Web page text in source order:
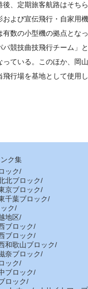
後、定期旅客航路はそち
および宣伝飛行・自家用
有数の小型機の拠点とな
パ競技曲技飛行チーム」
っている。このほか、岡
行場を基地として使用し
ク集
ック/
北ブロック/
京ブロック/
千葉ブロック/
ク/
地区/
ブロック/
ブロック/
和歌山ブロック/
奈ブロック/
ック/
ブロック/
ロック/